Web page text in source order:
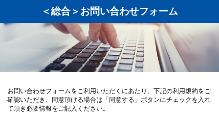
＜総合＞お問い合わせフォーム
お問い合わせフォームをご利用いただくにあたり、下記の利用規約をご
確認いただき、同意頂ける場合は「同意する」ボタンにチェックを入れ
て頂き必要情報をご記入ください。